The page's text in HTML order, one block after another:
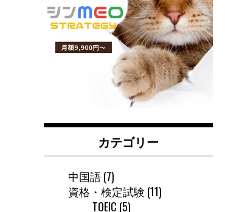
カテゴリー
中国語(7)
資格・検定試験 (11)
TOEIC (5)